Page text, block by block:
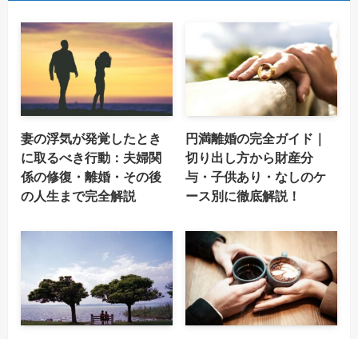
妻の浮気が発覚したとき
に取るべき行動：夫婦関
係の修復・離婚・その後
の人生まで完全解説
円満離婚の完全ガイド｜
切り出し方から財産分
与・子供あり・なしのケ
ース別に徹底解説！